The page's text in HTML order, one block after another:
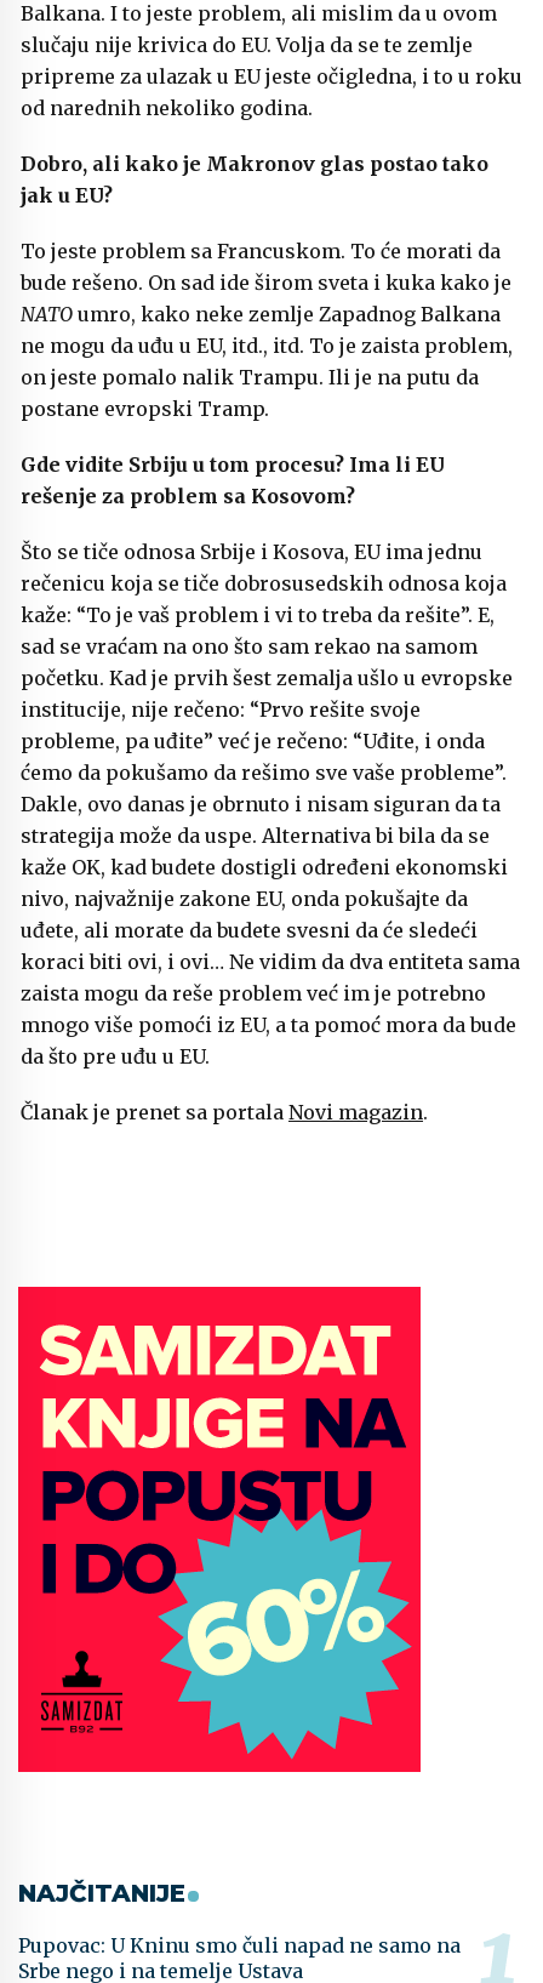
Balkana. I to jeste problem, ali mislim da u ovom
slučaju nije krivica do EU. Volja da se te zemlje
pripreme za ulazak u EU jeste očigledna, i to u roku
od narednih nekoliko godina.
Dobro, ali kako je Makronov glas postao tako
jak u EU?
To jeste problem sa Francuskom. To će morati da
bude rešeno. On sad ide širom sveta i kuka kako je
NATO umro, kako neke zemlje Zapadnog Balkana
ne mogu da uđu u EU, itd., itd. To je zaista problem,
on jeste pomalo nalik Trampu. Ili je na putu da
postane evropski Tramp.
Gde vidite Srbiju u tom procesu? Ima li EU
rešenje za problem sa Kosovom?
Što se tiče odnosa Srbije i Kosova, EU ima jednu
rečenicu koja se tiče dobrosusedskih odnosa koja
kaže: “To je vaš problem i vi to treba da rešite”. E,
sad se vraćam na ono što sam rekao na samom
početku. Kad je prvih šest zemalja ušlo u evropske
institucije, nije rečeno: “Prvo rešite svoje
probleme, pa uđite” već je rečeno: “Uđite, i onda
ćemo da pokušamo da rešimo sve vaše probleme”.
Dakle, ovo danas je obrnuto i nisam siguran da ta
strategija može da uspe. Alternativa bi bila da se
kaže OK, kad budete dostigli određeni ekonomski
nivo, najvažnije zakone EU, onda pokušajte da
uđete, ali morate da budete svesni da će sledeći
koraci biti ovi, i ovi… Ne vidim da dva entiteta sama
zaista mogu da reše problem već im je potrebno
mnogo više pomoći iz EU, a ta pomoć mora da bude
da što pre uđu u EU.
Članak je prenet sa portala Novi magazin.
NAJČITANIJE
Pupovac: U Kninu smo čuli napad ne samo na
Srbe nego i na temelje Ustava